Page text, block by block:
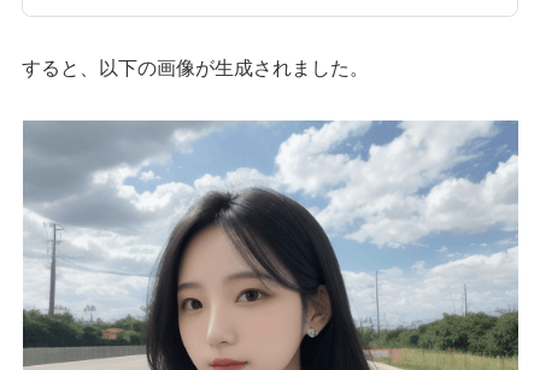
すると、以下の画像が生成されました。